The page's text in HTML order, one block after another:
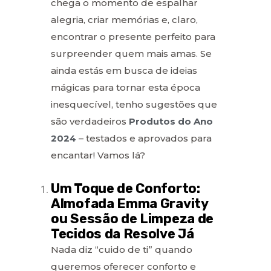
chega o momento de espalhar
alegria, criar memórias e, claro,
encontrar o presente perfeito para
surpreender quem mais amas. Se
ainda estás em busca de ideias
mágicas para tornar esta época
inesquecível, tenho sugestões que
são verdadeiros Produtos do Ano
2024 – testados e aprovados para
encantar! Vamos lá?
Um Toque de Conforto:
Almofada Emma Gravity
ou Sessão de Limpeza de
Tecidos da Resolve Já
Nada diz “cuido de ti” quando
queremos oferecer conforto e